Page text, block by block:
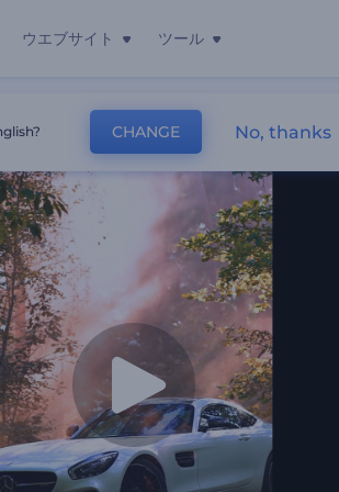
ウエブサイト ツール
CHANGE No, thanks